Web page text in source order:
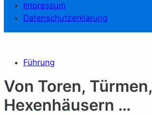
Impressum
Datenschutzerklärung
Führung
Von Toren, Türmen,
Hexenhäusern …